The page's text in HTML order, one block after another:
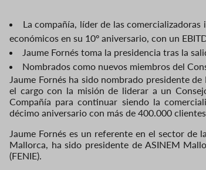
La compañía, líder de las
económicos en su 10º aniversario, con un
Jaume Fornés toma la presidencia tras la
Nombrados como nuevos miembros del
Jaume Fornés ha sido nombrado presidente
el cargo con la misión de liderar a un
Compañía para continuar siendo la
décimo aniversario con más de 400.000
Jaume Fornés es un referente en el sector de
Mallorca, ha sido presidente de ASINEM
(FENIE).